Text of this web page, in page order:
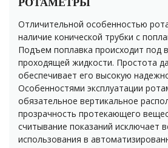
Отличительной особенностью
наличие конической трубки с
Подъем поплавка происходит под
проходящей жидкости. Простота
обеспечивает его высокую
Особенностями эксплуатации
обязательное вертикальное
прозрачность протекающего
считывание показаний исключает
использования в